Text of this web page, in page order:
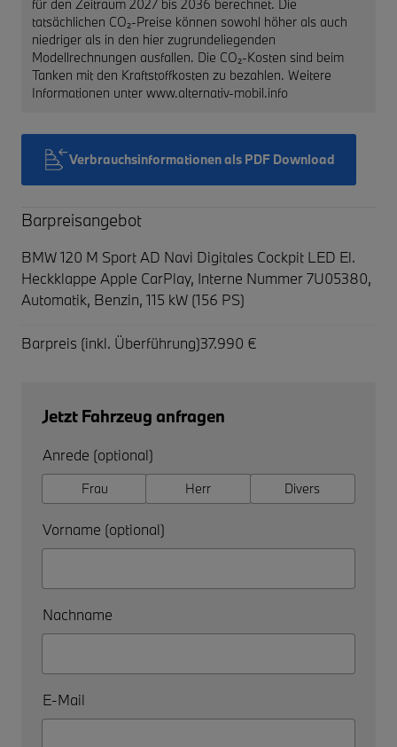
für den Zeitraum 2027 bis 2036 berechnet. Die
tatsächlichen CO₂-Preise können sowohl höher als auch
niedriger als in den hier zugrundeliegenden
Modellrechnungen ausfallen. Die CO₂-Kosten sind beim
Tanken mit den Kraftstoffkosten zu bezahlen. Weitere
Informationen unter www.alternativ-mobil.info
Verbrauchsinformationen als PDF Download
Barpreisangebot
BMW 120 M Sport AD Navi Digitales Cockpit LED El.
Heckklappe Apple CarPlay, Interne Nummer 7U05380,
Automatik, Benzin, 115 kW (156 PS)
Barpreis (inkl. Überführung)37.990 €
Jetzt Fahrzeug anfragen
Anrede (optional)
Frau Herr Divers
Vorname (optional)
Nachname
E-Mail